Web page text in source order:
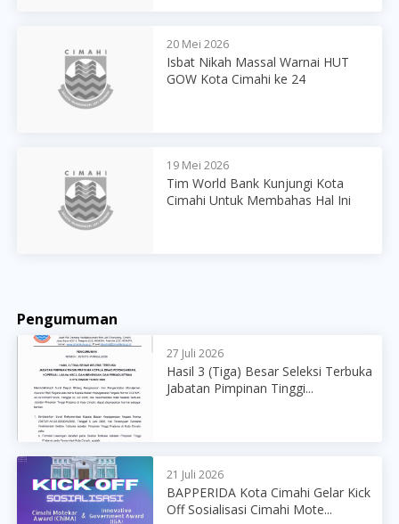
20 Mei 2026
Isbat Nikah Massal Warnai HUT
GOW Kota Cimahi ke 24
19 Mei 2026
Tim World Bank Kunjungi Kota
Cimahi Untuk Membahas Hal Ini
Pengumuman
27 Juli 2026
Hasil 3 (Tiga) Besar Seleksi Terbuka
Jabatan Pimpinan Tinggi...
21 Juli 2026
BAPPERIDA Kota Cimahi Gelar Kick
Off Sosialisasi Cimahi Mote...